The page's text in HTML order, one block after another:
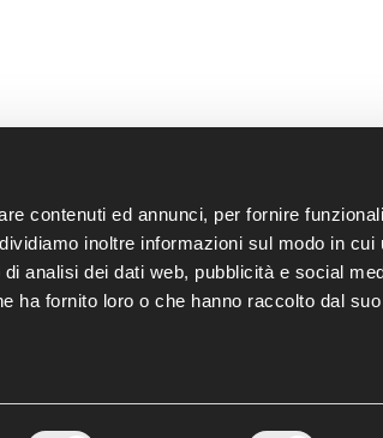
contenuti ed annunci, per fornire
inoltre informazioni sul modo in
analisi dei dati web, pubblicità e social
ha fornito loro o che hanno raccolto dal